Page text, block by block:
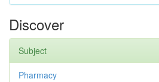
Discover
Subject
Pharmacy